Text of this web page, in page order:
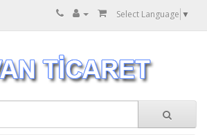
Select Language ▼